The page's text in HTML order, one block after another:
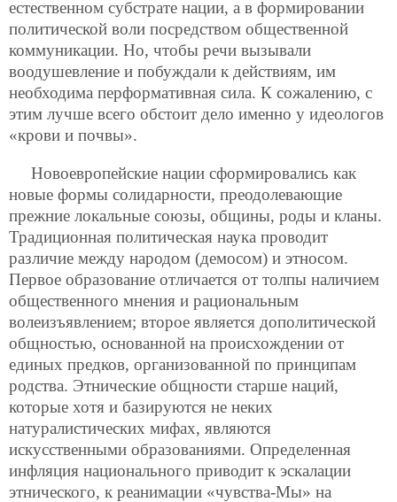
естественном субстрате нации, а в формировании
политической воли посредством общественной
коммуникации. Но, чтобы речи вызывали
воодушевление и побуждали к действиям, им
необходима перформативная сила. К сожалению, с
этим лучше всего обстоит дело именно у идеологов
«крови и почвы».
Новоевропейские нации сформировались как
новые формы солидарности, преодолевающие
прежние локальные союзы, общины, роды и кланы.
Традиционная политическая наука проводит
различие между народом (демосом) и этносом.
Первое образование отличается от толпы наличием
общественного мнения и рациональным
волеизъявлением; второе является дополитической
общностью, основанной на происхождении от
единых предков, организованной по принципам
родства. Этнические общности старше наций,
которые хотя и базируются не неких
натуралистических мифах, являются
искусственными образованиями. Определенная
инфляция национального приводит к эскалации
этнического, к реанимации «чувства-Мы» на